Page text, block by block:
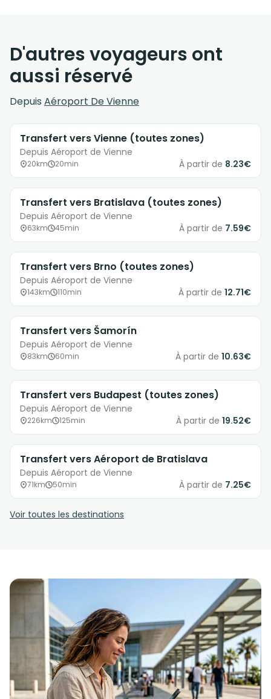
D'autres voyageurs ont
aussi réservé
Depuis Aéroport De Vienne
Transfert vers Vienne (toutes zones)
Depuis Aéroport de Vienne
20km 20min À partir de 8.23€
Transfert vers Bratislava (toutes zones)
Depuis Aéroport de Vienne
63km 45min À partir de 7.59€
Transfert vers Brno (toutes zones)
Depuis Aéroport de Vienne
143km 110min À partir de 12.71€
Transfert vers Šamorín
Depuis Aéroport de Vienne
83km 60min À partir de 10.63€
Transfert vers Budapest (toutes zones)
Depuis Aéroport de Vienne
226km 125min À partir de 19.52€
Transfert vers Aéroport de Bratislava
Depuis Aéroport de Vienne
71km 50min À partir de 7.25€
Voir toutes les destinations